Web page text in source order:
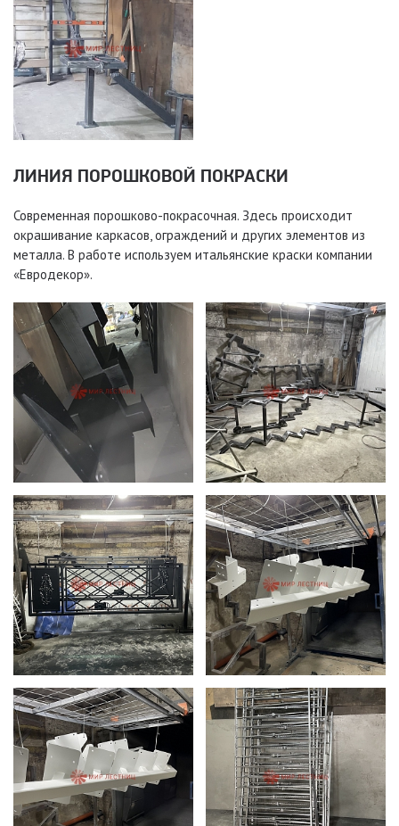
ЛИНИЯ ПОРОШКОВОЙ ПОКРАСКИ
Современная порошково-покрасочная. Здесь происходит
окрашивание каркасов, ограждений и других элементов из
металла. В работе используем итальянские краски компании
«Евродекор».